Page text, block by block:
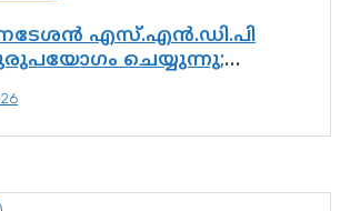
നടേശൻ എസ്.എൻ.ഡി.പി
ചെയ്യുന്നു;
ഗോപാലൻ